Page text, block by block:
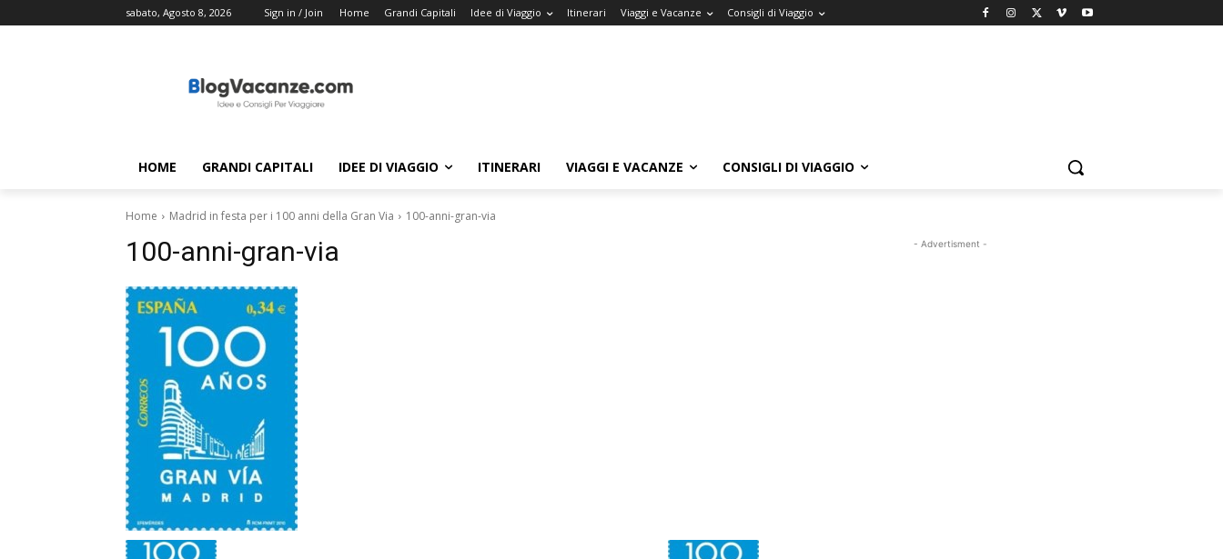
sabato, Agosto 8, 2026 Sign in / Join Home Grandi Capitali Idee di Viaggio Itinerari Viaggi e Vacanze Consigli di Viaggio
HOME GRANDI CAPITALI IDEE DI VIAGGIO ITINERARI VIAGGI E VACANZE CONSIGLI DI VIAGGIO
Home Madrid in festa per i 100 anni della Gran Via 100-anni-gran-via
100-anni-gran-via - Advertisment -